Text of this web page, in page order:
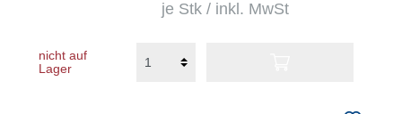
je Stk / inkl. MwSt
nicht auf
Lager